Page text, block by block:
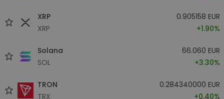
XRP
XRP
0.905158 EUR
+1.90%
Solana
SOL
66.060 EUR
+3.30%
TRON
TRX
0.284340000 EUR
+0.40%